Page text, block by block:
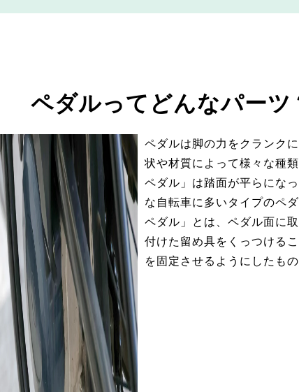
ペダルってどんなパーツ
ペダルは脚の力をクランク
状や材質によって様々な種
ペダル」は踏面が平らにな
な自転車に多いタイプのペ
ペダル」とは、ペダル面に
付けた留め具をくっつける
を固定させるようにしたもの